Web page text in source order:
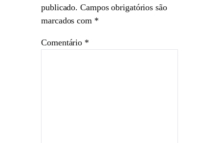
publicado. Campos obrigatórios são
marcados com *
Comentário *